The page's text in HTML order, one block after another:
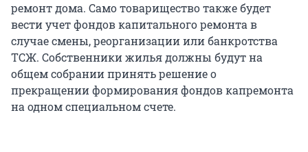
ремонт дома. Само товарищество также будет
вести учет фондов капитального ремонта в
случае смены, реорганизации или банкротства
ТСЖ. Собственники жилья должны будут на
общем собрании принять решение о
прекращении формирования фондов капремонта
на одном специальном счете.